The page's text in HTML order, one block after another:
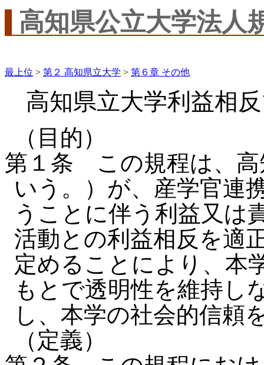
高知県公立大学法人
最上位 > 第２ 高知県立大学 > 第６章 その他
高知県立大学利益相
（目的）
第１条 この規程は、高
いう。）が、産学官連
うことに伴う利益又は
活動との利益相反を適
定めることにより、本
もとで透明性を維持し
し、本学の社会的信頼
（定義）